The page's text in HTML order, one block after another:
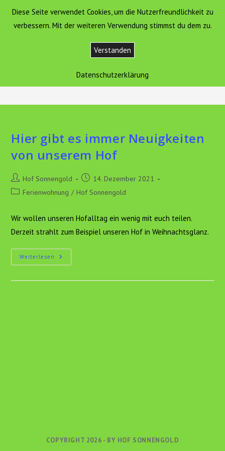
springen
Hof Sonnengold MENÜ
Ferienwohnung
Hof Sonnengold > Ferienwohnung
Hier gibt es immer Neuigkeiten
von unserem Hof
Beitrags-
Autor:
Hof Sonnengold
Beitrag
veröffentlicht:
14. Dezember 2021
Beitrags-
Ferienwohnung / Hof Sonnengold
Wir wollen unseren Hofalltag ein wenig mit euch teilen.
Derzeit strahlt zum Beispiel unseren Hof in Weihnachtsglanz.
Weiterlesen Hier
Gibt
Immer
COPYRIGHT 2026 - BY HOF SONNENGOLD
Diese Seite verwendet Cookies, um die Nutzerfreundlichkeit zu
verbessern. Mit der weiteren Verwendung stimmst du dem zu.
Verstanden
Datenschutzerklärung